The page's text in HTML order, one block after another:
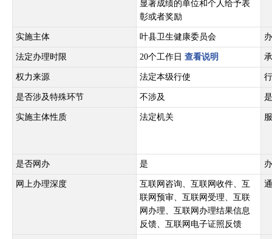
显著成绩的单位和个人给予表
彰或者奖励
实施主体 叶县卫生健康委员会
法定办理时限 20个工作日 查看说明
权力来源 法定本级行使
是否涉及特殊环节 不涉及
实施主体性质 法定机关
是否网办 是
网上办理深度
互联网咨询、互联网收件、互
联网预审、互联网受理、互联
网办理、互联网办理结果信息
反馈、互联网电子证照反馈